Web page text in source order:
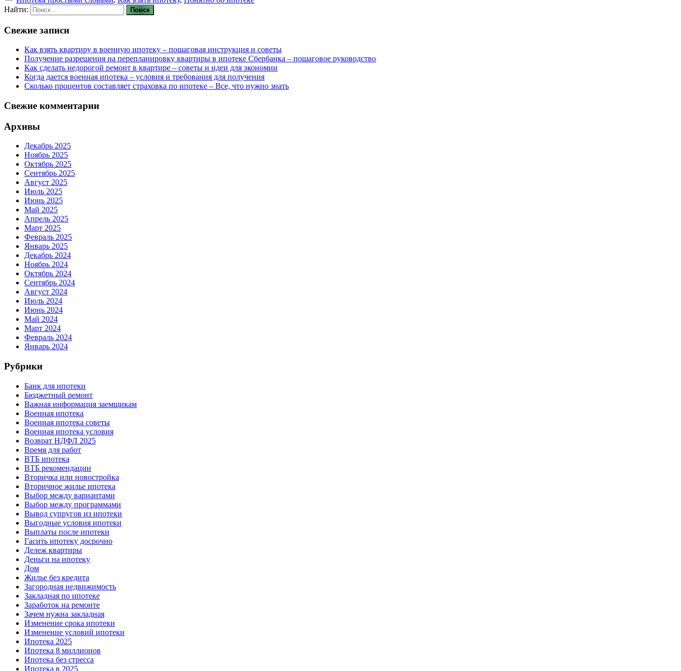
Найти:
Свежие записи
Как взять квартиру в военную ипотеку – пошаговая инструкция и советы
Получение разрешения на перепланировку квартиры в ипотеке Сбербанка – пошаговое руководство
Как сделать недорогой ремонт в квартире – советы и идеи для экономии
Когда дается военная ипотека – условия и требования для получения
Сколько процентов составляет страховка по ипотеке – Все, что нужно знать
Свежие комментарии
Архивы
Декабрь 2025
Ноябрь 2025
Октябрь 2025
Сентябрь 2025
Август 2025
Июль 2025
Июнь 2025
Май 2025
Апрель 2025
Март 2025
Февраль 2025
Январь 2025
Декабрь 2024
Ноябрь 2024
Октябрь 2024
Сентябрь 2024
Август 2024
Июль 2024
Июнь 2024
Май 2024
Март 2024
Февраль 2024
Январь 2024
Рубрики
Банк для ипотеки
Бюджетный ремонт
Важная информация заемщикам
Военная ипотека
Военная ипотека советы
Военная ипотека условия
Возврат НДФЛ 2025
Время для работ
ВТБ ипотека
ВТБ рекомендации
Вторичка или новостройка
Вторичное жилье ипотека
Выбор между вариантами
Выбор между программами
Вывод супругов из ипотеки
Выгодные условия ипотеки
Выплаты после ипотеки
Гасить ипотеку досрочно
Дележ квартиры
Деньги на ипотеку
Дом
Жилье без кредита
Загородная недвижимость
Закладная по ипотеке
Заработок на ремонте
Зачем нужна закладная
Изменение срока ипотеки
Изменение условий ипотеки
Ипотека 2025
Ипотека 8 миллионов
Ипотека без стресса
Ипотека в 2025